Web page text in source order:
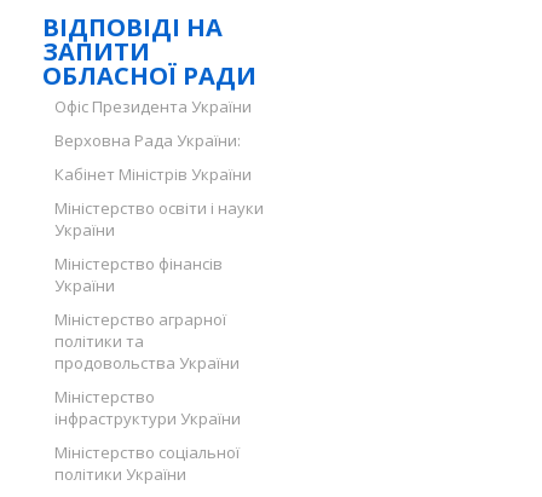
ВІДПОВІДІ НА
ЗАПИТИ
ОБЛАСНОЇ РАДИ
Офіс Президента України
Верховна Рада України:
Кабінет Міністрів України
Міністерство освіти і науки
України
Міністерство фінансів
України
Міністерство аграрної
політики та
продовольства України
Міністерство
інфраструктури України
Міністерство соціальної
політики України